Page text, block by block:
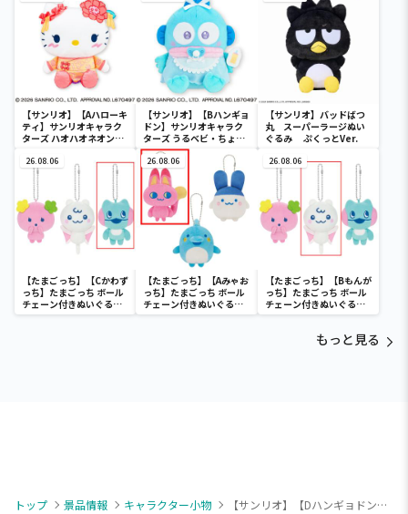
ディ マーメイドver. ～
【サンリオ】【Aハローキ
ティ】サンリオキャラク
ターズ ハオハオネオンタ
【サンリオ】【Bハンギョ
ドン】サンリオキャラク
ターズ うるベビ・ちょい
デカドール
【サンリオ】バッドばつ
丸 スーパーラージぬい
ぐるみ ぷくっとVer.
26.08.06
【たまごっち】【Cかわず
っち】たまごっち ボール
チェーン付きぬいぐるみ
～Tamagotchi
26.08.06
【たまごっち】【Aみゃお
っち】たまごっち ボール
チェーン付きぬいぐるみ
～Tamagotchi
26.08.06
【たまごっち】【Bもんが
っち】たまごっち ボール
チェーン付きぬいぐるみ
～Tamagotchi
もっと見る
トップ 景品情報 キャラクター小物
【サンリオ】【Dハンギョドン】はぴだんぶい のびふにゃマスコット